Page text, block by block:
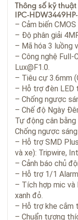
Thông số kỹ
IPC-
– Cảm biến
– Độ phân giải
– Mã hóa 3 luồng
– Công nghệ Full-
Lux@F1.0.
– Tiêu cự 3.6mm
– Hỗ trợ đèn LED
– Chống ngược
– Chế độ Ngày
Tự động cân bằng
Chống ngược sáng
– Hỗ trợ SMD
và xe): Tripwire,
– Cảnh báo chủ
– Hỗ trợ 1/1
– Tích hợp mic và
xanh đỏ.
– Hỗ trợ khe cắm
– Chuẩn tương